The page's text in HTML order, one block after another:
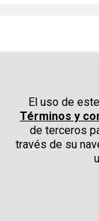
El uso de
Términos y
de terceros
través de su